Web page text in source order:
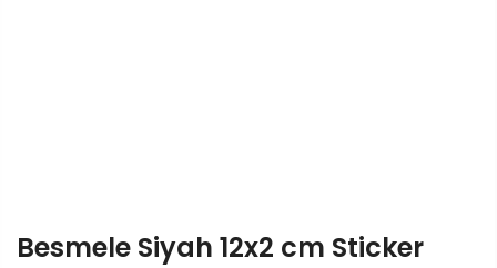
Besmele Siyah 12x2 cm Sticker